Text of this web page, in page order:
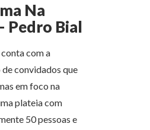
Na
Pedro Bial
com a
convidados que
em foco na
plateia com
50 pessoas e